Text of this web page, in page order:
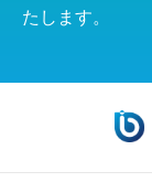
たします。